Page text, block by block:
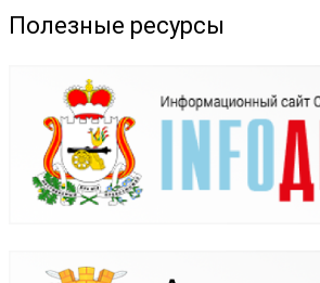
Полезные ресурсы